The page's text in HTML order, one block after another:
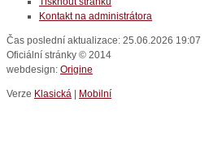
Kontakt na administrátora
Čas poslední aktualizace: 25.06.2026 19:07
Oficiální stránky © 2014
webdesign: Origine
Verze Klasická Mobilní